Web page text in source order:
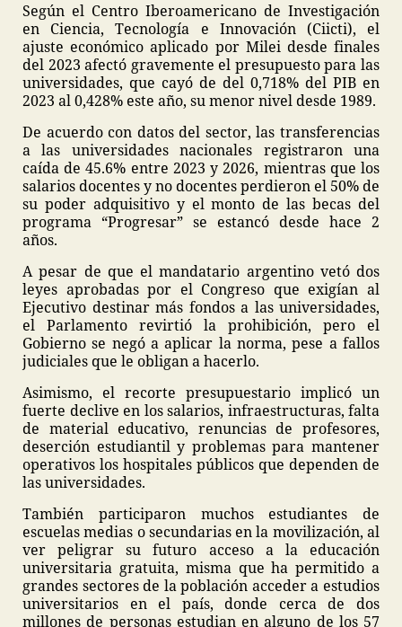
Según el Centro Iberoamericano de Investigación
en Ciencia, Tecnología e Innovación (Ciicti), el
ajuste económico aplicado por Milei desde finales
del 2023 afectó gravemente el presupuesto para las
universidades, que cayó de del 0,718% del PIB en
2023 al 0,428% este año, su menor nivel desde 1989.
De acuerdo con datos del sector, las transferencias
a las universidades nacionales registraron una
caída de 45.6% entre 2023 y 2026, mientras que los
salarios docentes y no docentes perdieron el 50% de
su poder adquisitivo y el monto de las becas del
programa “Progresar” se estancó desde hace 2
años.
A pesar de que el mandatario argentino vetó dos
leyes aprobadas por el Congreso que exigían al
Ejecutivo destinar más fondos a las universidades,
el Parlamento revirtió la prohibición, pero el
Gobierno se negó a aplicar la norma, pese a fallos
judiciales que le obligan a hacerlo.
Asimismo, el recorte presupuestario implicó un
fuerte declive en los salarios, infraestructuras, falta
de material educativo, renuncias de profesores,
deserción estudiantil y problemas para mantener
operativos los hospitales públicos que dependen de
las universidades.
También participaron muchos estudiantes de
escuelas medias o secundarias en la movilización, al
ver peligrar su futuro acceso a la educación
universitaria gratuita, misma que ha permitido a
grandes sectores de la población acceder a estudios
universitarios en el país, donde cerca de dos
millones de personas estudian en alguno de los 57